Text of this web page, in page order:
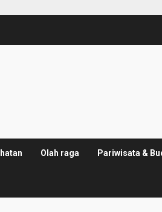
Olah raga Pariwisata &